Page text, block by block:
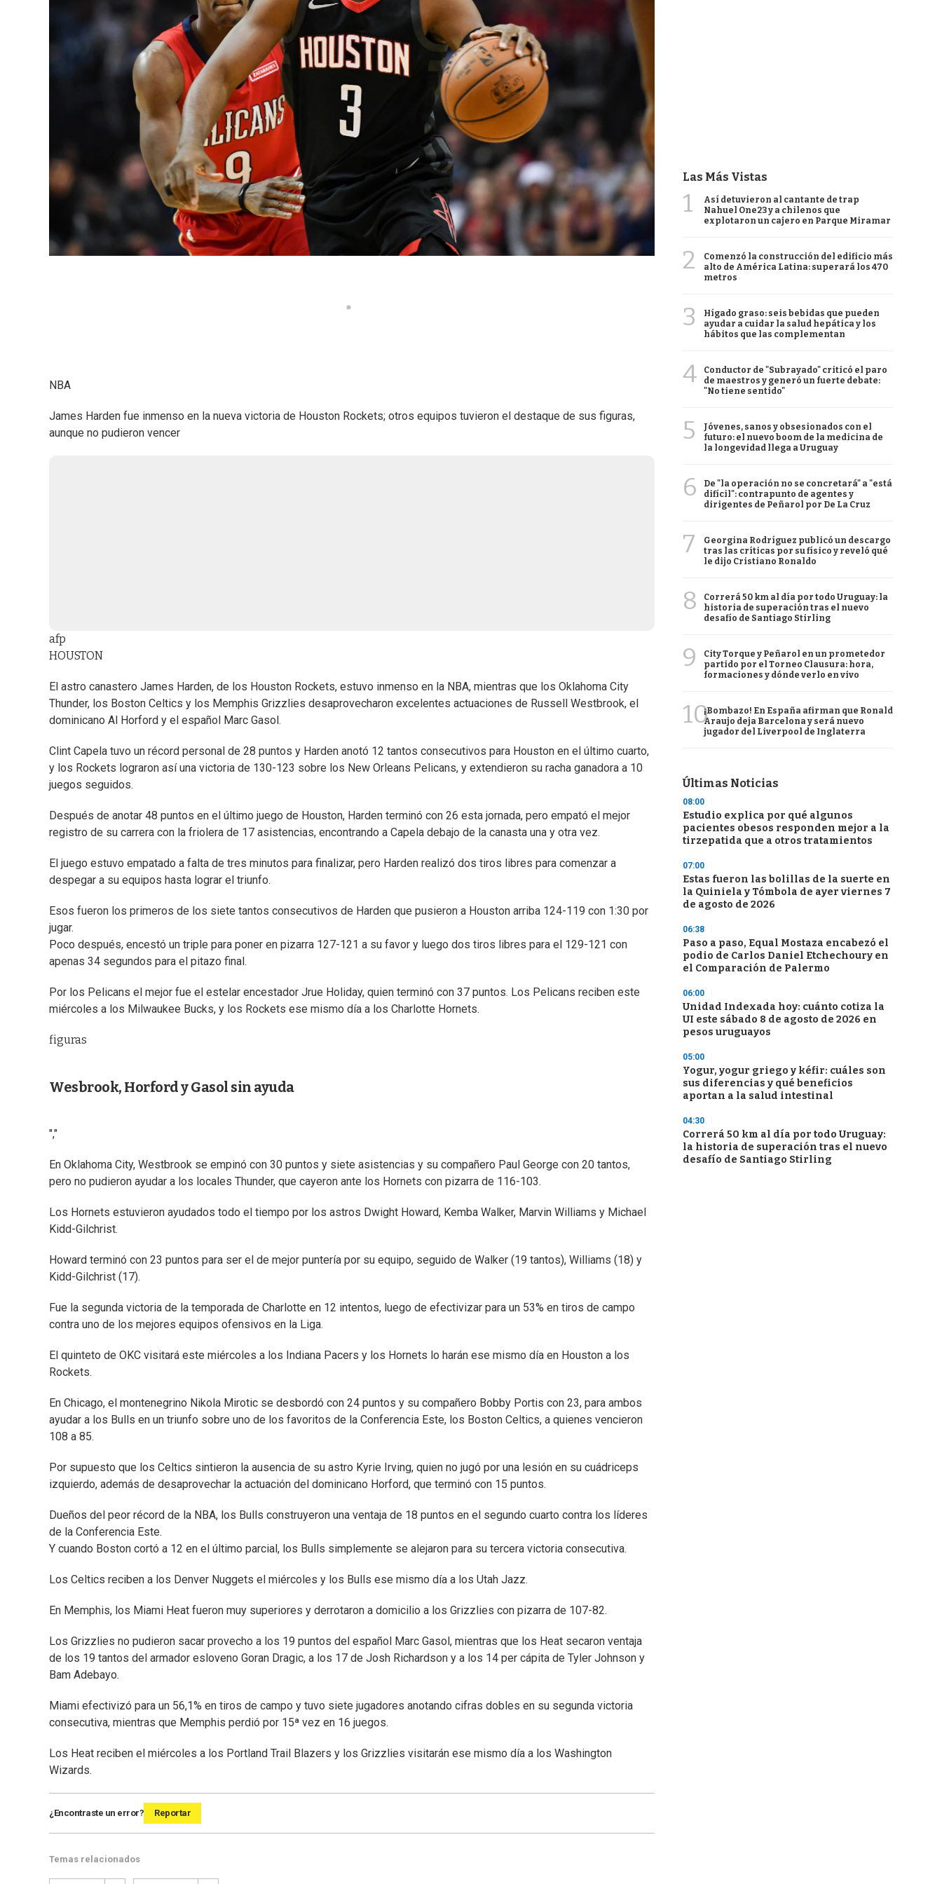
NBA
James Harden fue inmenso en la nueva victoria de Houston Rockets; otros equipos tuvieron el destaque de sus figuras,
aunque no pudieron vencer
afp
HOUSTON
El astro canastero James Harden, de los Houston Rockets, estuvo inmenso en la NBA, mientras que los Oklahoma City
Thunder, los Boston Celtics y los Memphis Grizzlies desaprovecharon excelentes actuaciones de Russell Westbrook, el
dominicano Al Horford y el español Marc Gasol.
Clint Capela tuvo un récord personal de 28 puntos y Harden anotó 12 tantos consecutivos para Houston en el último cuarto,
y los Rockets lograron así una victoria de 130-123 sobre los New Orleans Pelicans, y extendieron su racha ganadora a 10
juegos seguidos.
Después de anotar 48 puntos en el último juego de Houston, Harden terminó con 26 esta jornada, pero empató el mejor
registro de su carrera con la friolera de 17 asistencias, encontrando a Capela debajo de la canasta una y otra vez.
El juego estuvo empatado a falta de tres minutos para finalizar, pero Harden realizó dos tiros libres para comenzar a
despegar a su equipos hasta lograr el triunfo.
Esos fueron los primeros de los siete tantos consecutivos de Harden que pusieron a Houston arriba 124-119 con 1:30 por
jugar.
Poco después, encestó un triple para poner en pizarra 127-121 a su favor y luego dos tiros libres para el 129-121 con
apenas 34 segundos para el pitazo final.
Por los Pelicans el mejor fue el estelar encestador Jrue Holiday, quien terminó con 37 puntos. Los Pelicans reciben este
miércoles a los Milwaukee Bucks, y los Rockets ese mismo día a los Charlotte Hornets.
figuras
Wesbrook, Horford y Gasol sin ayuda
","
En Oklahoma City, Westbrook se empinó con 30 puntos y siete asistencias y su compañero Paul George con 20 tantos,
pero no pudieron ayudar a los locales Thunder, que cayeron ante los Hornets con pizarra de 116-103.
Los Hornets estuvieron ayudados todo el tiempo por los astros Dwight Howard, Kemba Walker, Marvin Williams y Michael
Kidd-Gilchrist.
Howard terminó con 23 puntos para ser el de mejor puntería por su equipo, seguido de Walker (19 tantos), Williams (18) y
Kidd-Gilchrist (17).
Fue la segunda victoria de la temporada de Charlotte en 12 intentos, luego de efectivizar para un 53% en tiros de campo
contra uno de los mejores equipos ofensivos en la Liga.
El quinteto de OKC visitará este miércoles a los Indiana Pacers y los Hornets lo harán ese mismo día en Houston a los
Rockets.
En Chicago, el montenegrino Nikola Mirotic se desbordó con 24 puntos y su compañero Bobby Portis con 23, para ambos
ayudar a los Bulls en un triunfo sobre uno de los favoritos de la Conferencia Este, los Boston Celtics, a quienes vencieron
108 a 85.
Por supuesto que los Celtics sintieron la ausencia de su astro Kyrie Irving, quien no jugó por una lesión en su cuádriceps
izquierdo, además de desaprovechar la actuación del dominicano Horford, que terminó con 15 puntos.
Dueños del peor récord de la NBA, los Bulls construyeron una ventaja de 18 puntos en el segundo cuarto contra los líderes
de la Conferencia Este.
Y cuando Boston cortó a 12 en el último parcial, los Bulls simplemente se alejaron para su tercera victoria consecutiva.
Los Celtics reciben a los Denver Nuggets el miércoles y los Bulls ese mismo día a los Utah Jazz.
En Memphis, los Miami Heat fueron muy superiores y derrotaron a domicilio a los Grizzlies con pizarra de 107-82.
Los Grizzlies no pudieron sacar provecho a los 19 puntos del español Marc Gasol, mientras que los Heat secaron ventaja
de los 19 tantos del armador esloveno Goran Dragic, a los 17 de Josh Richardson y a los 14 per cápita de Tyler Johnson y
Bam Adebayo.
Miami efectivizó para un 56,1% en tiros de campo y tuvo siete jugadores anotando cifras dobles en su segunda victoria
consecutiva, mientras que Memphis perdió por 15ª vez en 16 juegos.
Los Heat reciben el miércoles a los Portland Trail Blazers y los Grizzlies visitarán ese mismo día a los Washington
Wizards.
¿Encontraste un error? Reportar
Temas relacionados
Las Más Vistas
1
Así detuvieron al cantante de trap
Nahuel One23 y a chilenos que
explotaron un cajero en Parque Miramar
2
Comenzó la construcción del edificio más
alto de América Latina: superará los 470
metros
3
Hígado graso: seis bebidas que pueden
ayudar a cuidar la salud hepática y los
hábitos que las complementan
4
Conductor de "Subrayado" criticó el paro
de maestros y generó un fuerte debate:
"No tiene sentido"
5
Jóvenes, sanos y obsesionados con el
futuro: el nuevo boom de la medicina de
la longevidad llega a Uruguay
6
De "la operación no se concretará" a "está
difícil": contrapunto de agentes y
dirigentes de Peñarol por De La Cruz
7
Georgina Rodríguez publicó un descargo
tras las críticas por su físico y reveló qué
le dijo Cristiano Ronaldo
8
Correrá 50 km al día por todo Uruguay: la
historia de superación tras el nuevo
desafío de Santiago Stirling
9
City Torque y Peñarol en un prometedor
partido por el Torneo Clausura: hora,
formaciones y dónde verlo en vivo
10¡Bombazo! En España afirman que Ronald
Araujo deja Barcelona y será nuevo
jugador del Liverpool de Inglaterra
Últimas Noticias
08:00
Estudio explica por qué algunos
pacientes obesos responden mejor a la
tirzepatida que a otros tratamientos
07:00
Estas fueron las bolillas de la suerte en
la Quiniela y Tómbola de ayer viernes 7
de agosto de 2026
06:38
Paso a paso, Equal Mostaza encabezó el
podio de Carlos Daniel Etchechoury en
el Comparación de Palermo
06:00
Unidad Indexada hoy: cuánto cotiza la
UI este sábado 8 de agosto de 2026 en
pesos uruguayos
05:00
Yogur, yogur griego y kéfir: cuáles son
sus diferencias y qué beneficios
aportan a la salud intestinal
04:30
Correrá 50 km al día por todo Uruguay:
la historia de superación tras el nuevo
desafío de Santiago Stirling